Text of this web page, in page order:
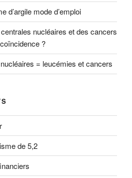
d’argile mode d’emploi
nucléaires et des cancers
?
= leucémies et cancers
de 5,2